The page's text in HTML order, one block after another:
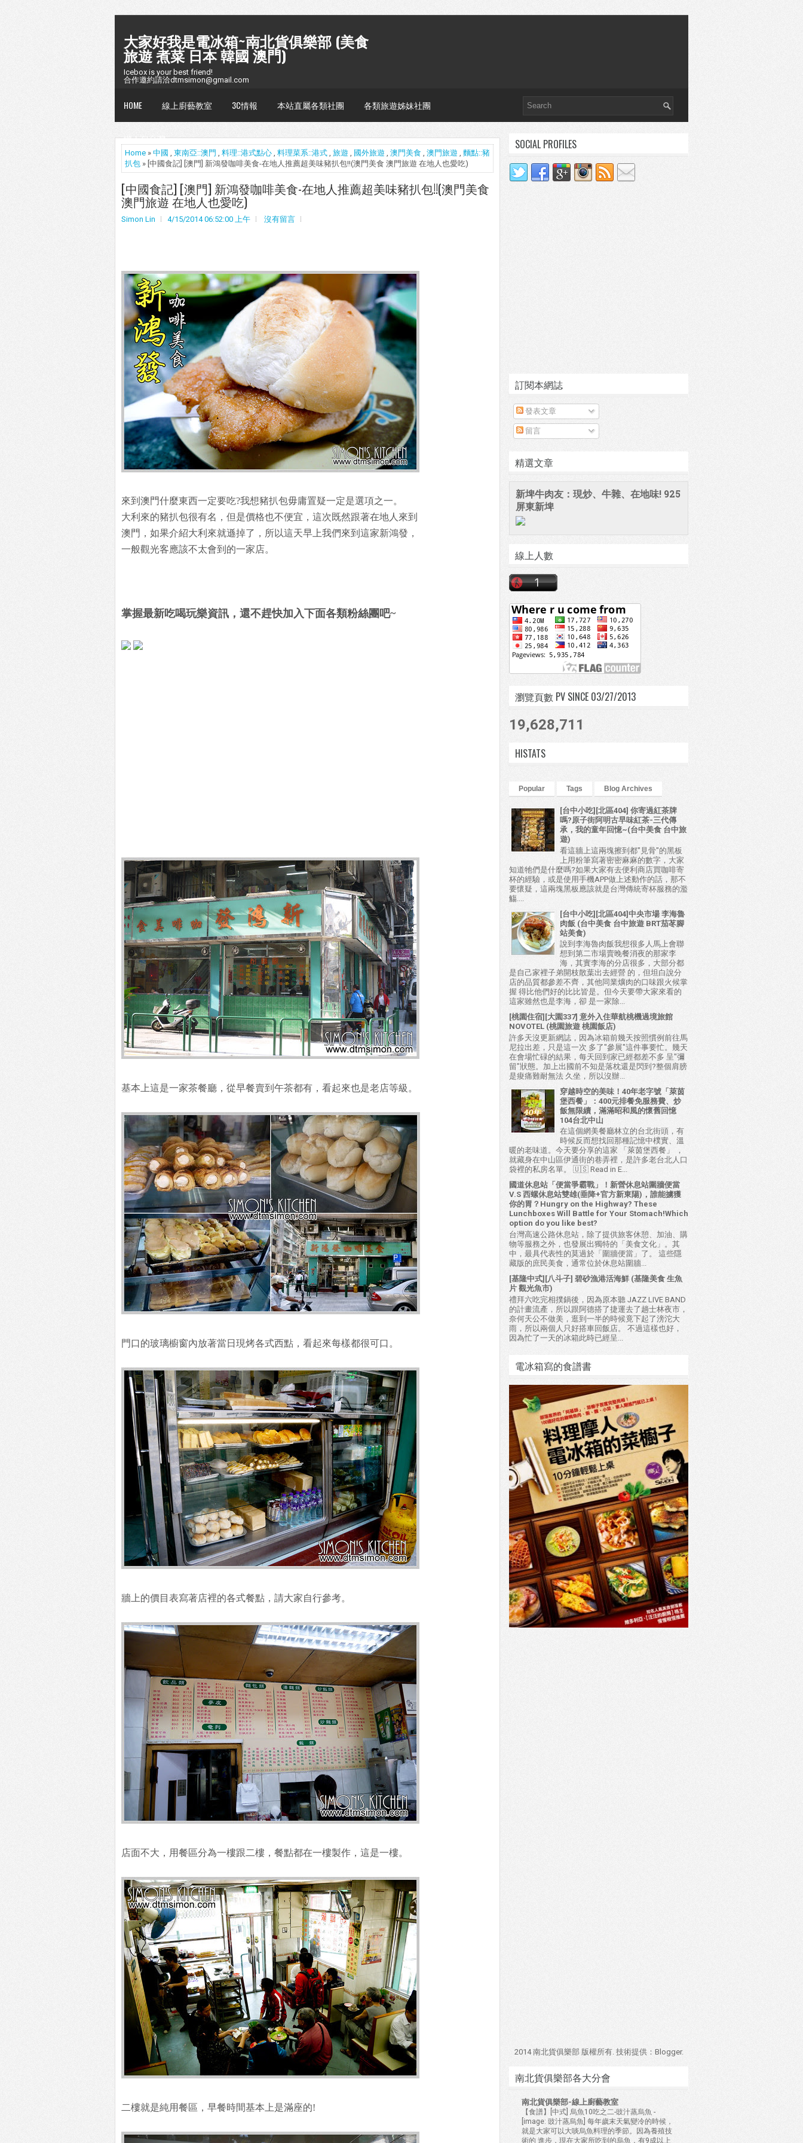
大家好我是電冰箱~南北貨俱樂部 (美食
旅遊 煮菜 日本 韓國 澳門)
Icebox is your best friend!
合作邀約請洽dtmsimon@gmail.com
HOME 線上廚藝教室 3C情報 本站直屬各類社團 各類旅遊姊妹社團
懶人包台灣
Home » 中國 , 東南亞::澳門 , 料理::港式點心 , 料理菜系::港式 , 旅遊 , 國外旅遊 , 澳門美食 , 澳門旅遊 , 麵點::豬
扒包 » [中國食記] [澳門] 新鴻發咖啡美食-在地人推薦超美味豬扒包!!(澳門美食 澳門旅遊 在地人也愛吃)
[中國食記] [澳門] 新鴻發咖啡美食-在地人推薦超美味豬扒包!!(澳門美食
澳門旅遊 在地人也愛吃)
Simon Lin 4/15/2014 06:52:00 上午 沒有留言
來到澳門什麼東西一定要吃?我想豬扒包毋庸置疑一定是選項之一。
大利來的豬扒包很有名，但是價格也不便宜，這次既然跟著在地人來到
澳門，如果介紹大利來就遜掉了，所以這天早上我們來到這家新鴻發，
一般觀光客應該不太會到的一家店。
掌握最新吃喝玩樂資訊，還不趕快加入下面各類粉絲團吧~
基本上這是一家茶餐廳，從早餐賣到午茶都有，看起來也是老店等級。
門口的玻璃櫥窗內放著當日現烤各式西點，看起來每樣都很可口。
牆上的價目表寫著店裡的各式餐點，請大家自行參考。
店面不大，用餐區分為一樓跟二樓，餐點都在一樓製作，這是一樓。
二樓就是純用餐區，早餐時間基本上是滿座的!
SOCIAL PROFILES
訂閱本網誌
發表文章
留言
精選文章
新埤牛肉友：現炒、牛雜、在地味! 925
屏東新埤
線上人數
瀏覽頁數 PV SINCE 03/27/2013
19,628,711
HISTATS
Popular Tags Blog Archives
[台中小吃][北區404] 你寄過紅茶牌
嗎?原子街阿明古早味紅茶-三代傳
承，我的童年回憶~(台中美食 台中旅
遊)
看這牆上這兩塊擦到都"見骨"的黑板
上用粉筆寫著密密麻麻的數字，大家
知道牠們是什麼嗎?如果大家有去便利商店買咖啡寄
杯的經驗，或是使用手機APP做上述動作的話，那不
要懷疑，這兩塊黑板應該就是台灣傳統寄杯服務的濫
觴....
[台中小吃][北區404]中央市場 李海魯
肉飯 (台中美食 台中旅遊 BRT茄苳腳
站美食)
說到李海魯肉飯我想很多人馬上會聯
想到第二市場賣晚餐消夜的那家李
海，其實李海的分店很多，大部分都
是自己家裡子弟開枝散葉出去經營 的，但坦白說分
店的品質都參差不齊，其他同業爌肉的口味跟火候掌
握 得比他們好的比比皆是。但今天要帶大家來看的
這家雖然也是李海，卻 是一家除...
[桃園住宿][大園337] 意外入住華航桃機過境旅館
NOVOTEL (桃園旅遊 桃園飯店)
許多天沒更新網誌，因為冰箱前幾天按照慣例前往馬
尼拉出差，只是這一次 多了"參展"這件事要忙。幾天
在會場忙碌的結果，每天回到家已經都差不多 呈"彌
留"狀態。加上出國前不知是落枕還是閃到?整個肩膀
是痠痛難耐無法 久坐，所以沒辦...
穿越時空的美味！40年老字號「萊茵
堡西餐」：400元排餐免服務費、炒
飯無限續，滿滿昭和風的懷舊回憶
104台北中山
在這個網美餐廳林立的台北街頭，有
時候反而想找回那種記憶中樸實、溫
暖的老味道。今天要分享的這家 「萊茵堡西餐」 ，
就藏身在中山區伊通街的巷弄裡，是許多老台北人口
袋裡的私房名單。 🇺🇸 Read in E...
國道休息站「便當爭霸戰」！新營休息站圍牆便當
V.S 西螺休息站雙雄(垂降+官方新東陽)，誰能擄獲
你的胃？Hungry on the Highway? These
Lunchboxes Will Battle for Your Stomach!Which
option do you like best?
台灣高速公路休息站，除了提供旅客休憩、加油、購
物等服務之外，也發展出獨特的「美食文化」。其
中，最具代表性的莫過於「圍牆便當」了。 這些隱
藏版的庶民美食，通常位於休息站圍牆...
[基隆中式][八斗子] 碧砂漁港活海鮮 (基隆美食 生魚
片 觀光魚市)
禮拜六吃完相撲鍋後，因為原本聽 JAZZ LIVE BAND
的計畫流產，所以跟阿德搭了捷運去了趟士林夜市，
奈何天公不做美，逛到一半的時候竟下起了滂沱大
雨，所以兩個人只好搭車回飯店。 不過這樣也好，
因為忙了一天的冰箱此時已經呈...
電冰箱寫的食譜書
2014 南北貨俱樂部 版權所有. 技術提供： Blogger.
南北貨俱樂部各大分會
南北貨俱樂部-線上廚藝教室
【食譜】[中式] 烏魚10吃之二-豉汁蒸烏魚 -
[image: 豉汁蒸烏魚] 每年歲末天氣變冷的時候，
就是大家可以大啖烏魚料理的季節。因為養殖技
術的 進步，現在大家所吃到的烏魚，有9成以上